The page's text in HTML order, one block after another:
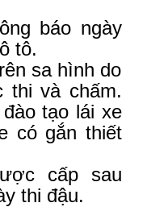
báo ngày
tô.
sa hình do
thi và chấm.
tạo lái xe
có gắn thiết
cấp sau
thi đậu.